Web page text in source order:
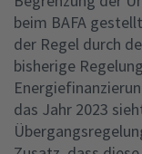
beim BAFA
der Regel durch
bisherige
das Jahr 2023